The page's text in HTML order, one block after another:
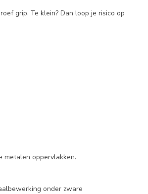
grip. Te klein? Dan loop je risico op
metalen oppervlakken.
onder zware